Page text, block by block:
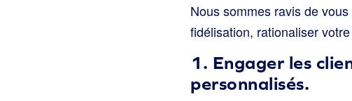
Nous sommes ravis de
fidélisation, rationaliser
1. Engager les
personnalisés.